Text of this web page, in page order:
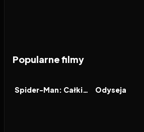
Popularne filmy
FILM Spider-Man: Całkiem nowy dzień FILM
Odyseja